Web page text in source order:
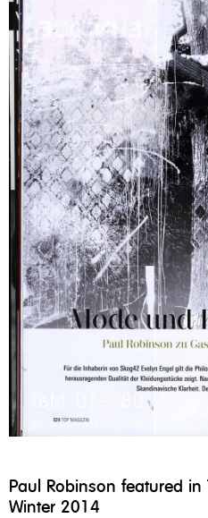
Paul Robinson featured
Winter 2014